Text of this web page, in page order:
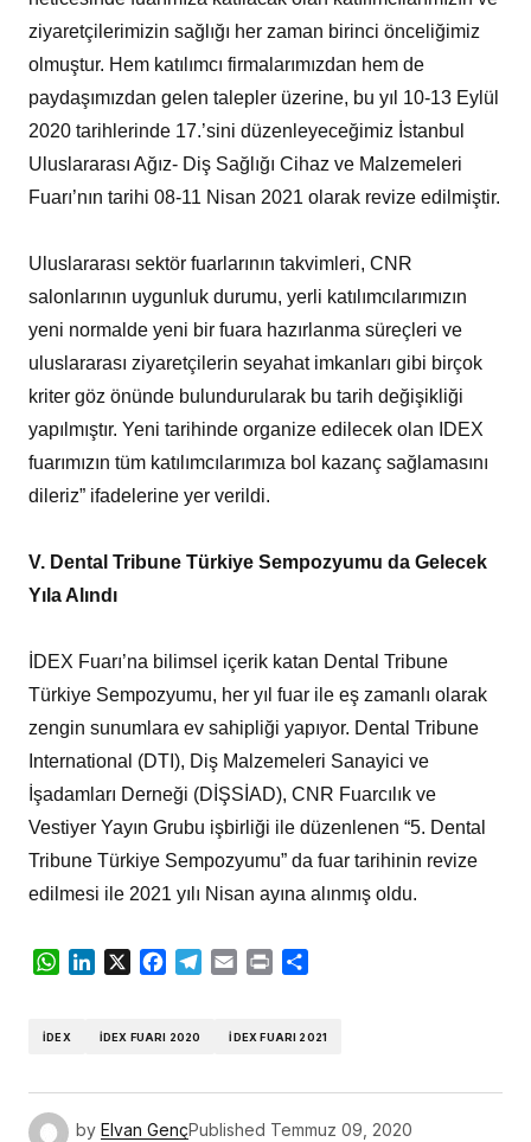
ziyaretçilerimizin sağlığı her zaman birinci önceliğimiz
olmuştur. Hem katılımcı firmalarımızdan hem de
paydaşımızdan gelen talepler üzerine, bu yıl 10-13 Eylül
2020 tarihlerinde 17.’sini düzenleyeceğimiz İstanbul
Uluslararası Ağız- Diş Sağlığı Cihaz ve Malzemeleri
Fuarı’nın tarihi 08-11 Nisan 2021 olarak revize edilmiştir.
Uluslararası sektör fuarlarının takvimleri, CNR
salonlarının uygunluk durumu, yerli katılımcılarımızın
yeni normalde yeni bir fuara hazırlanma süreçleri ve
uluslararası ziyaretçilerin seyahat imkanları gibi birçok
kriter göz önünde bulundurularak bu tarih değişikliği
yapılmıştır. Yeni tarihinde organize edilecek olan IDEX
fuarımızın tüm katılımcılarımıza bol kazanç sağlamasını
dileriz” ifadelerine yer verildi.
V. Dental Tribune Türkiye Sempozyumu da Gelecek
Yıla Alındı
İDEX Fuarı’na bilimsel içerik katan Dental Tribune
Türkiye Sempozyumu, her yıl fuar ile eş zamanlı olarak
zengin sunumlara ev sahipliği yapıyor. Dental Tribune
International (DTI), Diş Malzemeleri Sanayici ve
İşadamları Derneği (DİŞSİAD), CNR Fuarcılık ve
Vestiyer Yayın Grubu işbirliği ile düzenlenen “5. Dental
Tribune Türkiye Sempozyumu” da fuar tarihinin revize
edilmesi ile 2021 yılı Nisan ayına alınmış oldu.
WhatsApp
LinkedIn
X Facebook
Telegram
Email Print
İDEX İDEX FUARI 2020 İDEX FUARI 2021
by Elvan GençPublished Temmuz 09, 2020